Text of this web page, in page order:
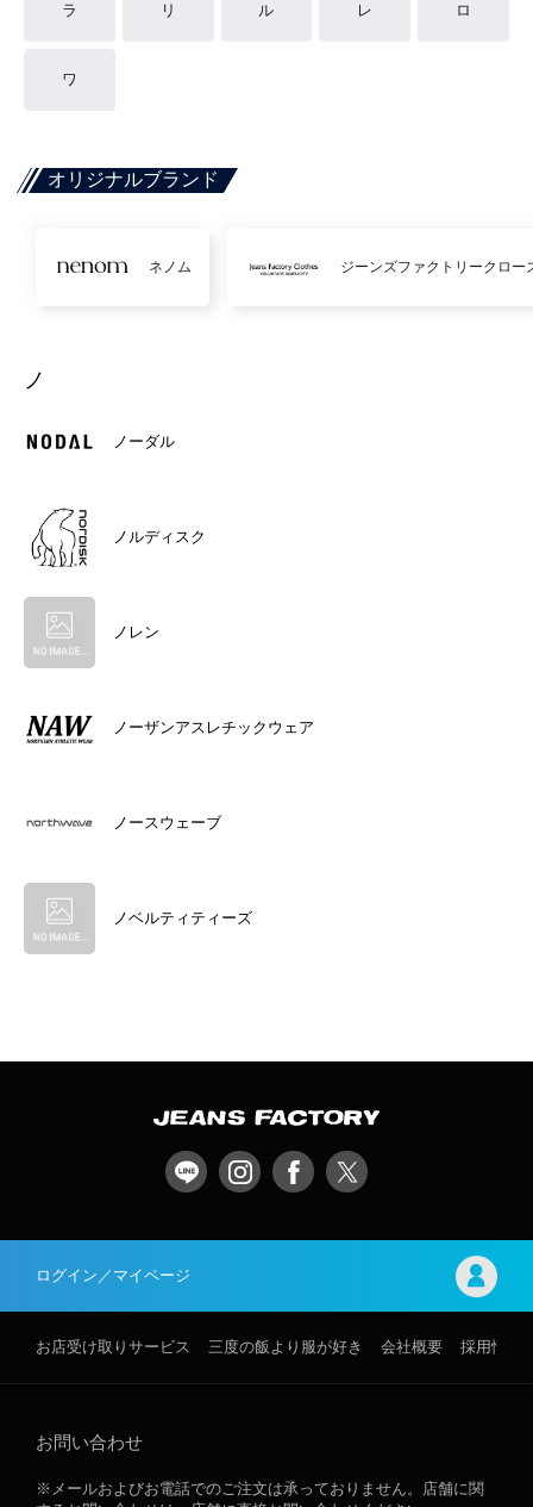
ラ リ ル レ ロ
ワ
オリジナルブランド
ネノム ジーンズファクトリークロー
ノ
ノーダル
ノルディスク
ノレン
ノーザンアスレチックウェア
ノースウェーブ
ノベルティティーズ
ログイン／マイページ
お店受け取りサービス 三度の飯より服が好き 会社概要 採用情報
お問い合わせ
※メールおよびお電話でのご注文は承っておりません。店舗に関